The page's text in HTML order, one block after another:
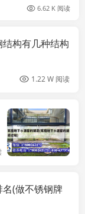
6.62 K 阅读
构有几种结构
1.22 W 阅读
(做不锈钢牌